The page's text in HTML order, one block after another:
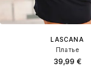
LASCANA
Платье
39,99 €